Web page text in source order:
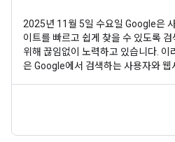
2025년 11월 5일 수요일 Google은
이트를 빠르고 쉽게 찾을 수 있도록
위해 끊임없이 노력하고 있습니다.
은 Google에서 검색하는 사용자와 웹